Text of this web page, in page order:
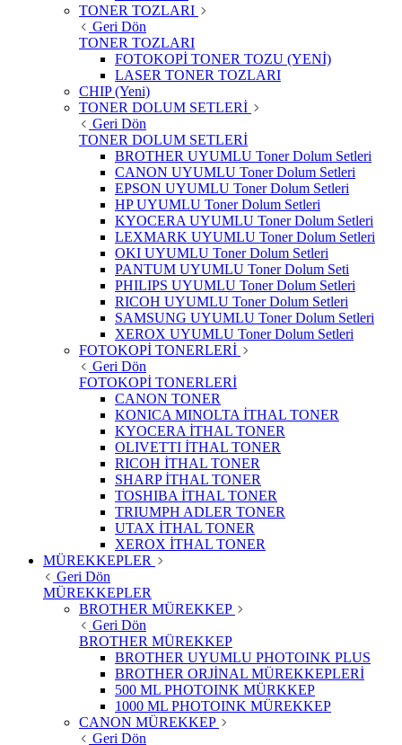
TONER TOZLARI
Geri Dön
TONER TOZLARI
FOTOKOPİ TONER TOZU (YENİ)
LASER TONER TOZLARI
CHIP (Yeni)
TONER DOLUM SETLERİ
Geri Dön
TONER DOLUM SETLERİ
BROTHER UYUMLU Toner Dolum Setleri
CANON UYUMLU Toner Dolum Setleri
EPSON UYUMLU Toner Dolum Setleri
HP UYUMLU Toner Dolum Setleri
KYOCERA UYUMLU Toner Dolum Setleri
LEXMARK UYUMLU Toner Dolum Setleri
OKI UYUMLU Toner Dolum Setleri
PANTUM UYUMLU Toner Dolum Seti
PHILIPS UYUMLU Toner Dolum Setleri
RICOH UYUMLU Toner Dolum Setleri
SAMSUNG UYUMLU Toner Dolum Setleri
XEROX UYUMLU Toner Dolum Setleri
FOTOKOPİ TONERLERİ
Geri Dön
FOTOKOPİ TONERLERİ
CANON TONER
KONICA MINOLTA İTHAL TONER
KYOCERA İTHAL TONER
OLIVETTI İTHAL TONER
RICOH İTHAL TONER
SHARP İTHAL TONER
TOSHIBA İTHAL TONER
TRIUMPH ADLER TONER
UTAX İTHAL TONER
XEROX İTHAL TONER
MÜREKKEPLER
Geri Dön
MÜREKKEPLER
BROTHER MÜREKKEP
Geri Dön
BROTHER MÜREKKEP
BROTHER UYUMLU PHOTOINK PLUS
BROTHER ORJİNAL MÜREKKEPLERİ
500 ML PHOTOINK MÜRKKEP
1000 ML PHOTOINK MÜREKKEP
CANON MÜREKKEP
Geri Dön